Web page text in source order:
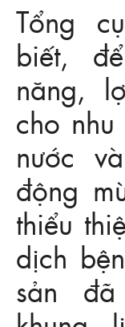
Tổng
biết,
năng,
cho
nước
động
thiểu
dịch
sản